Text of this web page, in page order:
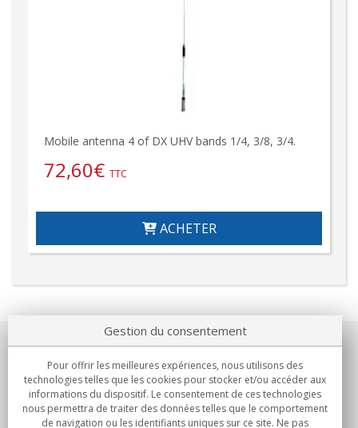
Mobile antenna 4 of DX UHV bands 1/4, 3/8, 3/4.
72,60€ TTC
ACHETER
Notre société
Engagements
Achats
Gestion du consentement
Pour offrir les meilleures expériences, nous utilisons des
technologies telles que les cookies pour stocker et/ou accéder aux
informations du dispositif. Le consentement de ces technologies
nous permettra de traiter des données telles que le comportement
de navigation ou les identifiants uniques sur ce site. Ne pas